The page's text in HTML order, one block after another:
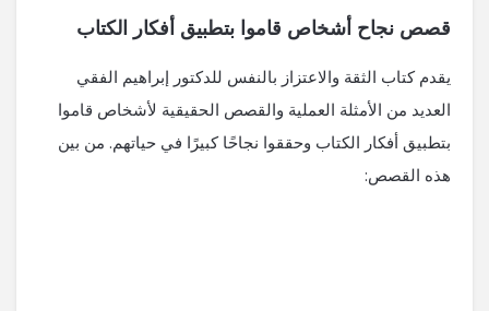
قصص نجاح أشخاص قاموا بتطبيق أفكار الكتاب
يقدم كتاب الثقة والاعتزاز بالنفس للدكتور إبراهيم الفقي
العديد من الأمثلة العملية والقصص الحقيقية لأشخاص قاموا
بتطبيق أفكار الكتاب وحققوا نجاحًا كبيرًا في حياتهم. من بين
هذه القصص: